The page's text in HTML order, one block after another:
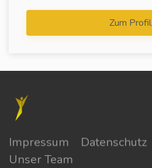
Zum Profil
Impressum Datenschutz
Unser Team